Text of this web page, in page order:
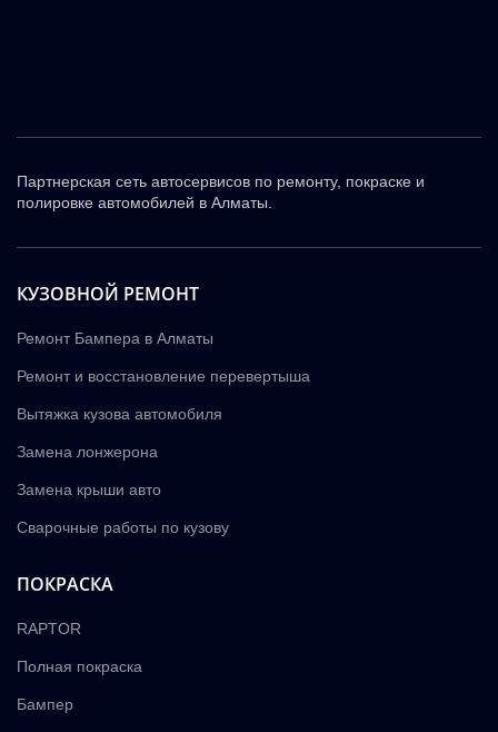
Партнерская сеть автосервисов по ремонту, покраске и
полировке автомобилей в Алматы.
КУЗОВНОЙ РЕМОНТ
Ремонт Бампера в Алматы
Ремонт и восстановление перевертыша
Вытяжка кузова автомобиля
Замена лонжерона
Замена крыши авто
Сварочные работы по кузову
ПОКРАСКА
RAPTOR
Полная покраска
Бампер